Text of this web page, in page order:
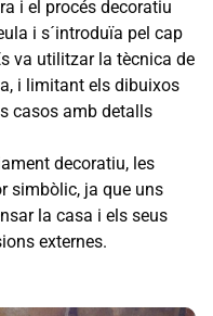
i el procés decoratiu
i s´introduïa pel cap
va utilitzar la tècnica de
i limitant els dibuixos
casos amb detalls
decoratiu, les
simbòlic, ja que uns
la casa i els seus
externes.